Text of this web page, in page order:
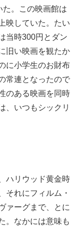
た。この映画館は
映していた。たい
当時300円とダン
旧い映画を観たか
に小学生のお財布
常連となったので
のある映画を同時
、いつもシックリ
ハリウッド黄金時
それにフィルム・
ァーグまで、とに
。なかには意味も